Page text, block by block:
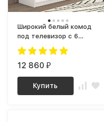
Широкий белый комод
под телевизор с 6
ящиками как ИКЕА
МАЛЬМ К-17 СИТИ ЛДСП
12 860₽
Купить